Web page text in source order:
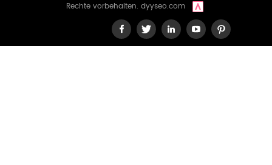
Rechte vorbehalten. dyyseo.com